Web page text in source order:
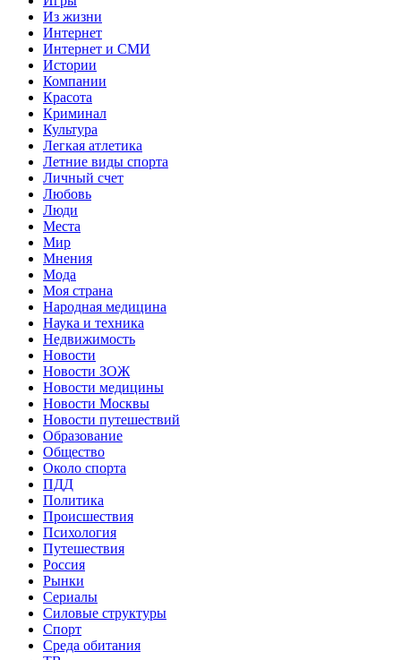
Из жизни
Интернет
Интернет и СМИ
Истории
Компании
Красота
Криминал
Культура
Легкая атлетика
Летние виды спорта
Личный счет
Любовь
Люди
Места
Мир
Мнения
Мода
Моя страна
Народная медицина
Наука и техника
Недвижимость
Новости
Новости ЗОЖ
Новости медицины
Новости Москвы
Новости путешествий
Образование
Общество
Около спорта
ПДД
Политика
Происшествия
Психология
Путешествия
Россия
Рынки
Сериалы
Силовые структуры
Спорт
Среда обитания